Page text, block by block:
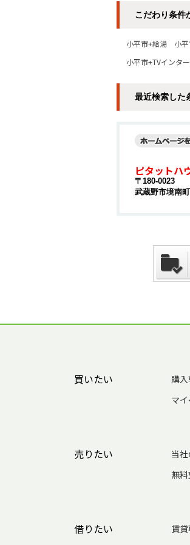
こだわり条件
小平市+給湯 小
小平市+TVインタ
最近検索した
ピタットハ
〒180-0023
武蔵野市境南
買いたい 購
マ
売りたい 当
無
借りたい 賃